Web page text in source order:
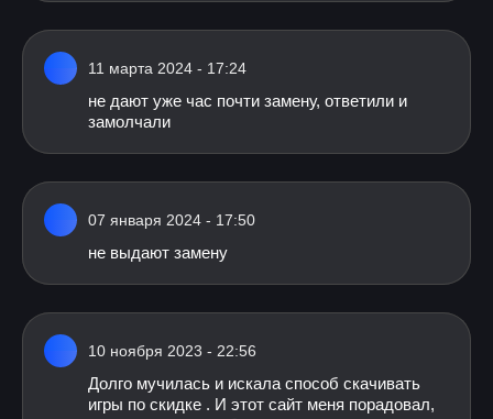
11 марта 2024 - 17:24
не дают уже час почти замену, ответили и
замолчали
07 января 2024 - 17:50
не выдают замену
10 ноября 2023 - 22:56
Долго мучилась и искала способ скачивать
игры по скидке . И этот сайт меня порадовал,